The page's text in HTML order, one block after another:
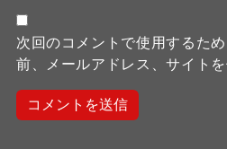
次回のコメントで使用するた
前、メールアドレス、サイトを